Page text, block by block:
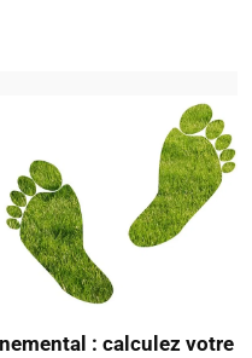
: calculez votre